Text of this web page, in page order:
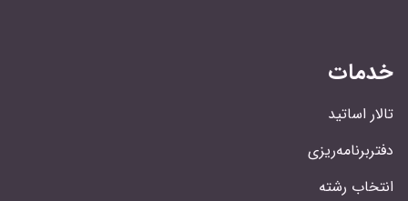
خدمات
تالار اساتید
دفتربرنامه‌ریزی
انتخاب رشته